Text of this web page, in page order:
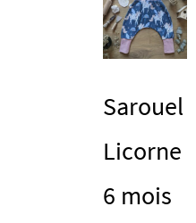
Sarouel
Licorne
6 mois